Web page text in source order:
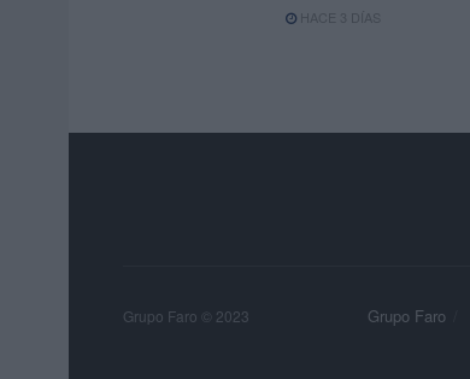
HACE 3 DÍAS
Grupo Faro
Grupo Faro © 2023